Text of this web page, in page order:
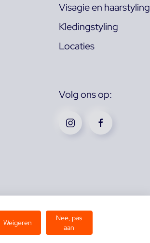
Visagie en haarstyling
Kledingstyling
Locaties
Volg ons op:
Weigeren
Nee, pas
aan